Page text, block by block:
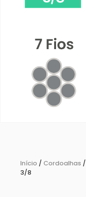
Início / Cordoalhas
3/8